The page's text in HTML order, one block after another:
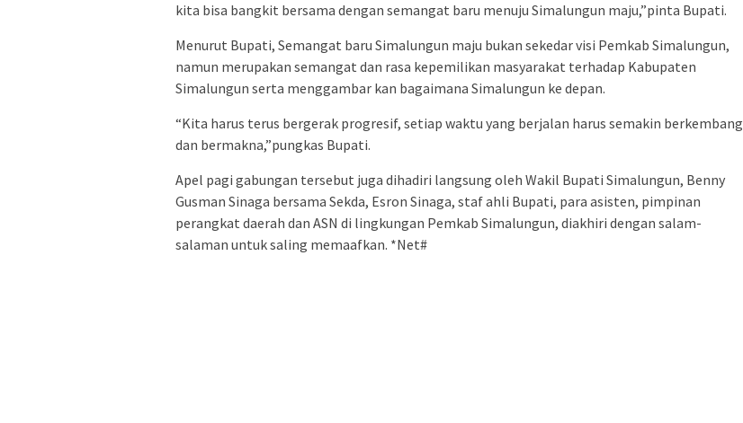
kita bisa bangkit bersama dengan semangat baru menuju Simalungun maju,”pinta Bupati.
Menurut Bupati, Semangat baru Simalungun maju bukan sekedar visi Pemkab Simalungun,
namun merupakan semangat dan rasa kepemilikan masyarakat terhadap Kabupaten
Simalungun serta menggambar kan bagaimana Simalungun ke depan.
“Kita harus terus bergerak progresif, setiap waktu yang berjalan harus semakin berkembang
dan bermakna,”pungkas Bupati.
Apel pagi gabungan tersebut juga dihadiri langsung oleh Wakil Bupati Simalungun, Benny
Gusman Sinaga bersama Sekda, Esron Sinaga, staf ahli Bupati, para asisten, pimpinan
perangkat daerah dan ASN di lingkungan Pemkab Simalungun, diakhiri dengan salam-
salaman untuk saling memaafkan. *Net#